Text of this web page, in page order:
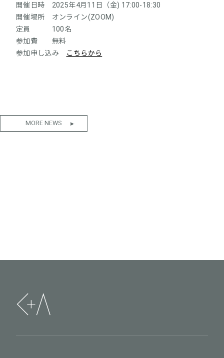
開催日時 2025年4月11日（金) 17:00-18:30
開催場所 オンライン(ZOOM)
定員 100名
参加費 無料
参加申し込み こちらから
MORE NEWS